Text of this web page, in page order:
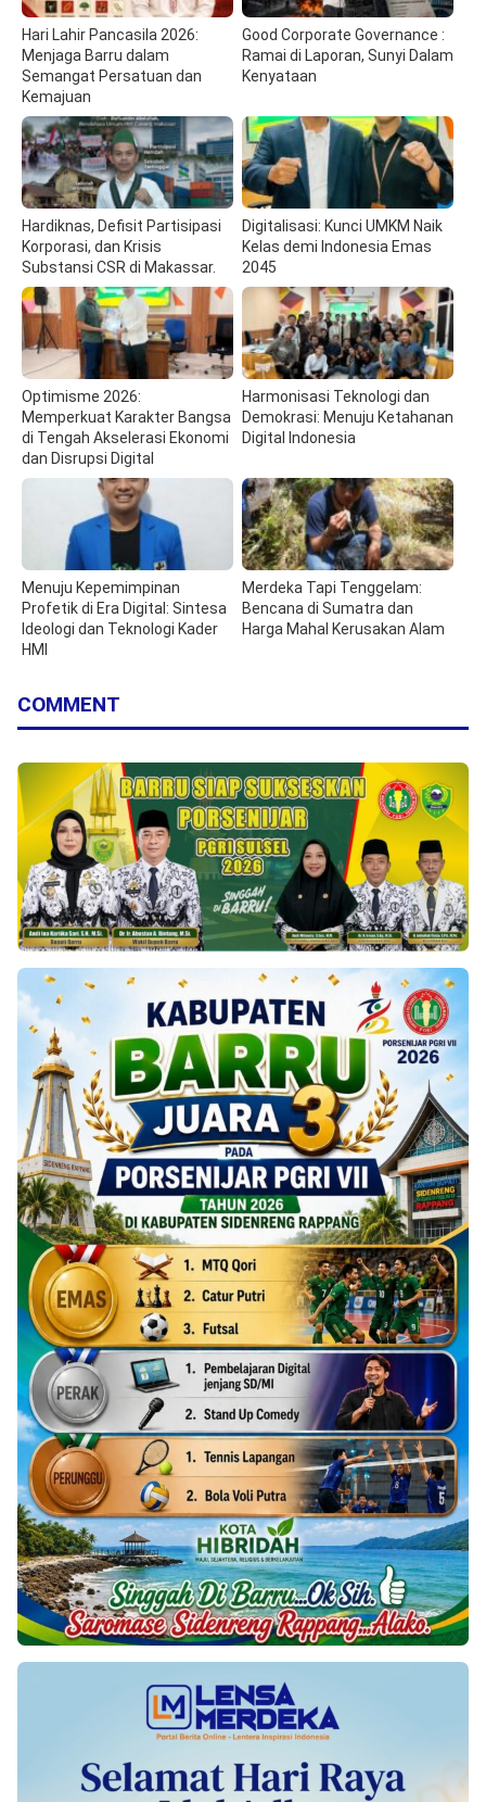
Hari Lahir Pancasila 2026:
Menjaga Barru dalam
Semangat Persatuan dan
Kemajuan
Good Corporate Governance :
Ramai di Laporan, Sunyi Dalam
Kenyataan
Hardiknas, Defisit Partisipasi
Korporasi, dan Krisis
Substansi CSR di Makassar.
Digitalisasi: Kunci UMKM Naik
Kelas demi Indonesia Emas
2045
Optimisme 2026:
Memperkuat Karakter Bangsa
di Tengah Akselerasi Ekonomi
dan Disrupsi Digital
Harmonisasi Teknologi dan
Demokrasi: Menuju Ketahanan
Digital Indonesia
Menuju Kepemimpinan
Profetik di Era Digital: Sintesa
Ideologi dan Teknologi Kader
HMI
Merdeka Tapi Tenggelam:
Bencana di Sumatra dan
Harga Mahal Kerusakan Alam
COMMENT